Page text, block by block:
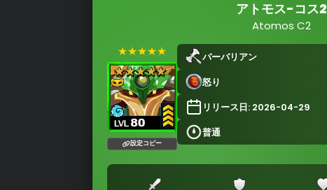
アトモス-コス2
Atomos C2
★★★★★
設定コピー
バーバリアン
怒り
リリース日: 2026-04-29
普通